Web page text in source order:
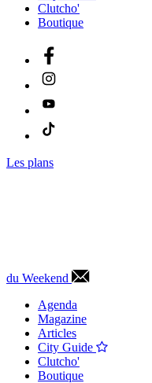
Clutcho'
Boutique
Les plans
du Weekend
Agenda
Magazine
Articles
City Guide
Clutcho'
Boutique